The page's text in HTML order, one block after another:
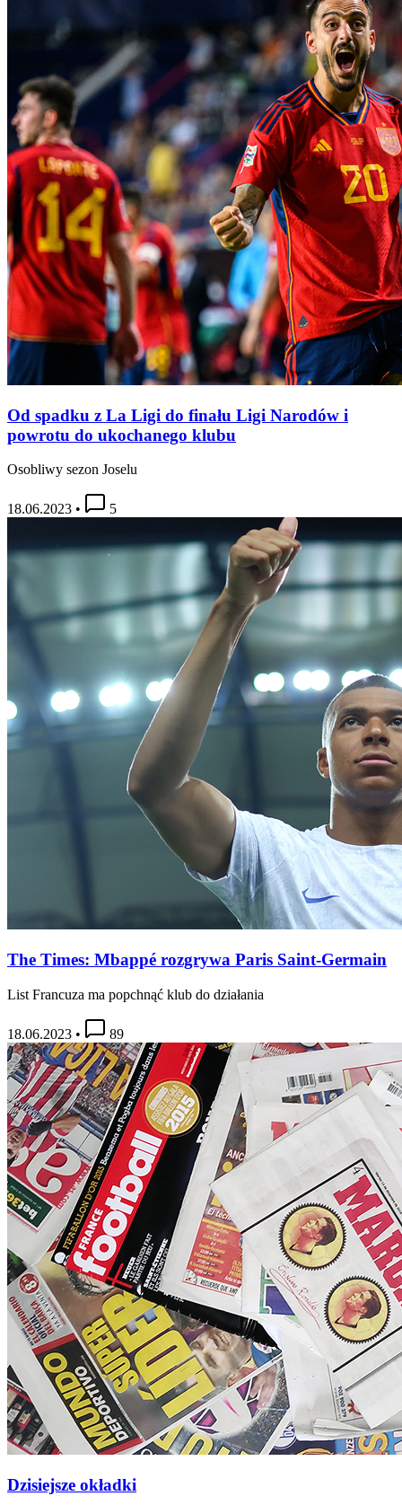
Od spadku z La Ligi do finału Ligi Narodów i
powrotu do ukochanego klubu
Osobliwy sezon Joselu
18.06.2023 • 5
The Times: Mbappé rozgrywa Paris Saint-Germain
List Francuza ma popchnąć klub do działania
18.06.2023 • 89
Dzisiejsze okładki